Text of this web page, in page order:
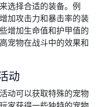
选择合适的装备。例
加攻击力和暴击率的装
增加生命值和护甲值的
宠物在战斗中的效果和
动
动可以获取特殊的宠物